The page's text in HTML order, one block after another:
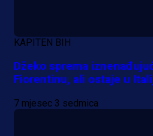
KAPITEN BIH
Džeko sprema
Fiorentinu, ali ostaje u
7 mjesec 3 sedmica